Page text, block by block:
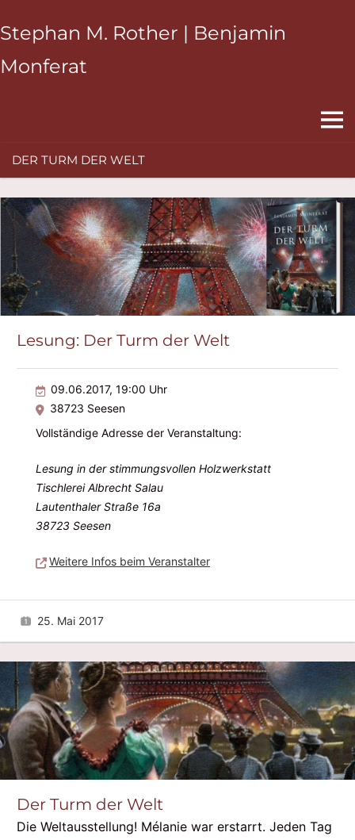
Inhalt
springen
Stephan M. Rother | Benjamin
Monferat
DER TURM DER WELT
Lesung: Der Turm der Welt
09.06.2017, 19:00 Uhr
38723 Seesen
Vollständige Adresse der Veranstaltung:
Lesung in der stimmungsvollen Holzwerkstatt
Tischlerei Albrecht Salau
Lautenthaler Straße 16a
38723 Seesen
Weitere Infos beim Veranstalter
25. Mai 2017
Der Turm der Welt
Die Weltausstellung! Mélanie war erstarrt. Jeden Tag